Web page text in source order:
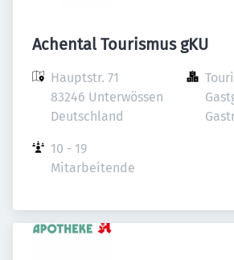
Achental Tourismus gKU
Hauptstr. 71
83246 Unterwössen
Deutschland
10 - 19
Mitarbeitende